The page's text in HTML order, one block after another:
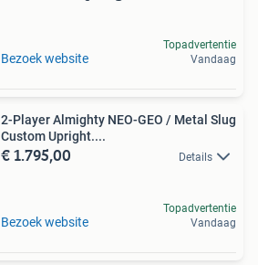
Bezoek website
Topadvertentie
Vandaag
2-Player Almighty NEO-GEO / Metal Slug
Custom Upright....
€ 1.795,00 Details
Bezoek website
Topadvertentie
Vandaag